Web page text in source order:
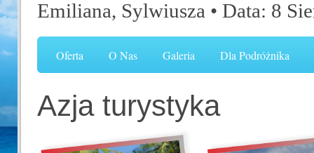
Emiliana, Sylwiusza • Data: 8
Oferta O Nas Galeria Dla Podróżnika
Azja turystyka